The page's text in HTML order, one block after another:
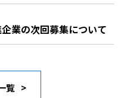
企業の次回募集について
覧